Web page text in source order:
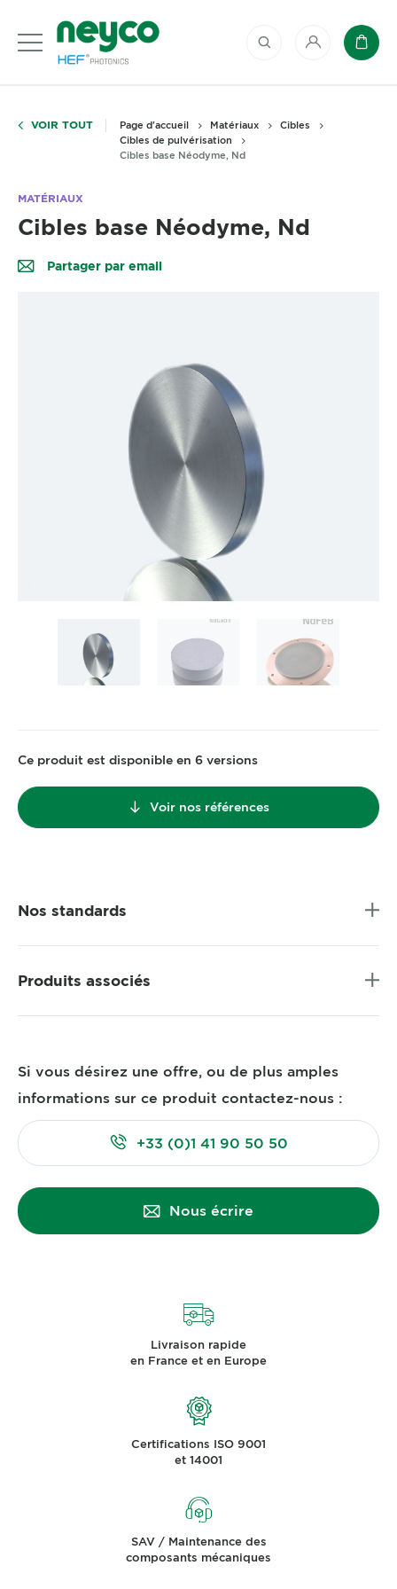
Mon compte
VOIR TOUT Page d'accueil Matériaux
Cibles
Cibles de pulvérisation
Cibles base Néodyme, Nd
MATÉRIAUX
Cibles base Néodyme, Nd
Partager par email
Ce produit est disponible en 6 versions
Voir nos références
Nos standards
Produits associés
Si vous désirez une offre, ou de plus amples
informations sur ce produit contactez-nous :
+33 (0)1 41 90 50 50
Nous écrire
Livraison rapide
en France et en Europe
Certifications ISO 9001
et 14001
SAV / Maintenance des
composants mécaniques